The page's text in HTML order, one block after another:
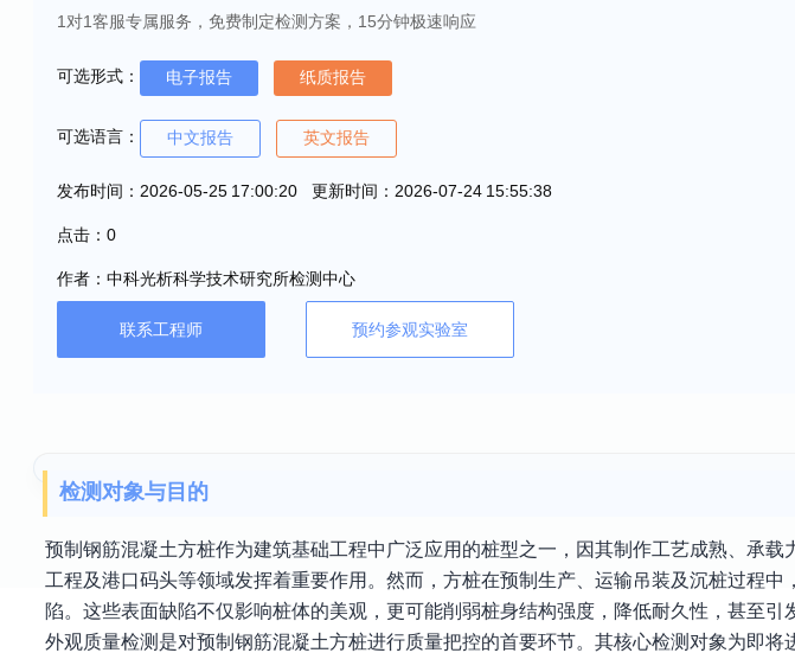
1对1客服专属服务，免费制定检测方案，15分钟极速响应
可选形式： 电子报告 纸质报告
可选语言： 中文报告 英文报告
发布时间：2026-05-25 17:00:20 更新时间：2026-07-24 15:55:38
点击：0
作者：中科光析科学技术研究所检测中心
联系工程师 预约参观实验室
检测对象与目的
预制钢筋混凝土方桩作为建筑基础工程中广泛应用的桩型之一，因其制作工艺成熟、承
工程及港口码头等领域发挥着重要作用。然而，方桩在预制生产、运输吊装及沉桩过程
陷。这些表面缺陷不仅影响桩体的美观，更可能削弱桩身结构强度，降低耐久性，甚至引
外观质量检测是对预制钢筋混凝土方桩进行质量把控的首要环节。其核心检测对象为即